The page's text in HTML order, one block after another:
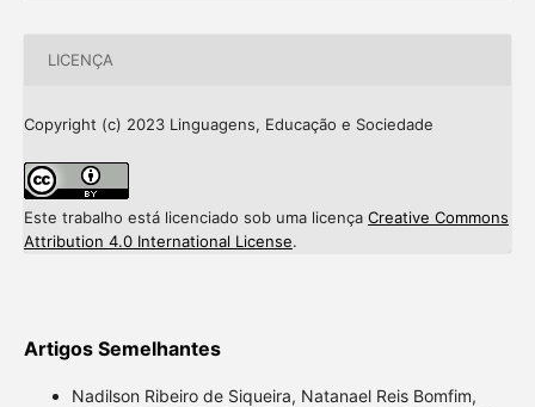
LICENÇA
Copyright (c) 2023 Linguagens, Educação e Sociedade
Este trabalho está licenciado sob uma licença Creative Commons
Attribution 4.0 International License.
Artigos Semelhantes
Nadilson Ribeiro de Siqueira, Natanael Reis Bomfim,